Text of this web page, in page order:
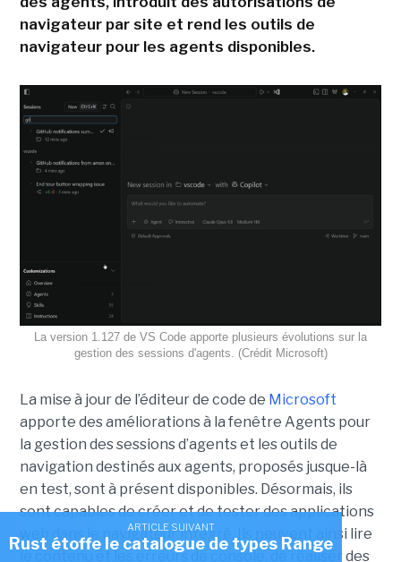
navigateur par site et rend les outils de
navigateur pour les agents disponibles.
La version 1.127 de VS Code apporte plusieurs évolutions sur la
gestion des sessions d'agents. (Crédit Microsoft)
La mise à jour de l’éditeur de code de Microsoft
apporte des améliorations à la fenêtre Agents pour
la gestion des sessions d’agents et les outils de
navigation destinés aux agents, proposés jusque-là
en test, sont à présent disponibles. Désormais, ils
sont capables de créer et de tester des applications
web dans le navigateur intégré. Ils peuvent ainsi lire
le contenu et les erreurs de console, de réaliser des
ARTICLE SUIVANT
Rust étoffe le catalogue de types Range